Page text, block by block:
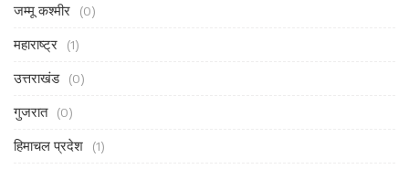
जम्मू कश्मीर (0)
महाराष्ट्र (1)
उत्तराखंड (0)
गुजरात (0)
हिमाचल प्रदेश (1)